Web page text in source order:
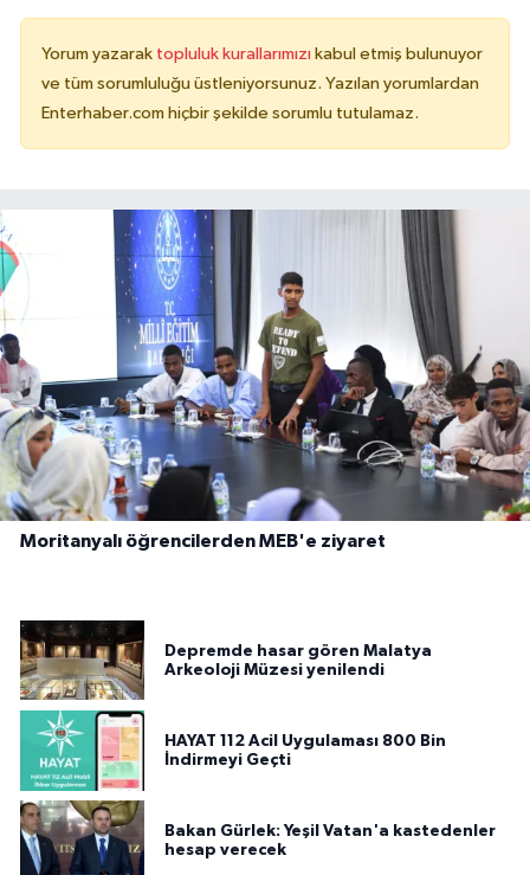
Yorum yazarak topluluk kurallarımızı kabul etmiş bulunuyor
ve tüm sorumluluğu üstleniyorsunuz. Yazılan yorumlardan
Enterhaber.com hiçbir şekilde sorumlu tutulamaz.
Moritanyalı öğrencilerden MEB'e ziyaret
Depremde hasar gören Malatya
Arkeoloji Müzesi yenilendi
HAYAT 112 Acil Uygulaması 800 Bin
İndirmeyi Geçti
Bakan Gürlek: Yeşil Vatan'a kastedenler
hesap verecek